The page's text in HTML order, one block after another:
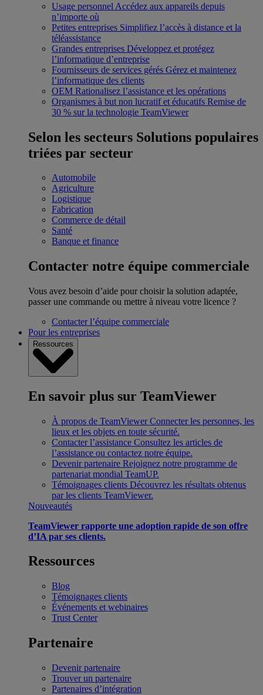
Usage personnel Accédez aux appareils depuis
n’importe où
Petites entreprises Simplifiez l’accès à distance et la
téléassistance
Grandes entreprises Développez et protégez
l’informatique d’entreprise
Fournisseurs de services gérés Gérez et maintenez
l’informatique des clients
OEM Rationalisez l’assistance et les opérations
Organismes à but non lucratif et éducatifs Remise de
30 % sur la technologie TeamViewer
Selon les secteurs Solutions populaires
triées par secteur
Automobile
Agriculture
Logistique
Fabrication
Commerce de détail
Santé
Banque et finance
Contacter notre équipe commerciale
Vous avez besoin d’aide pour choisir la solution adaptée,
passer une commande ou mettre à niveau votre licence ?
Contacter l’équipe commerciale
Pour les entreprises
Ressources
En savoir plus sur TeamViewer
À propos de TeamViewer Connecter les personnes, les
lieux et les objets en toute sécurité.
Contacter l’assistance Consultez les articles de
l’assistance ou contactez notre équipe.
Devenir partenaire Rejoignez notre programme de
partenariat mondial TeamUP.
Témoignages clients Découvrez les résultats obtenus
par les clients TeamViewer.
Nouveautés
TeamViewer rapporte une adoption rapide de son offre
d’IA par ses clients.
Ressources
Blog
Témoignages clients
Événements et webinaires
Trust Center
Partenaire
Devenir partenaire
Trouver un partenaire
Partenaires d’intégration